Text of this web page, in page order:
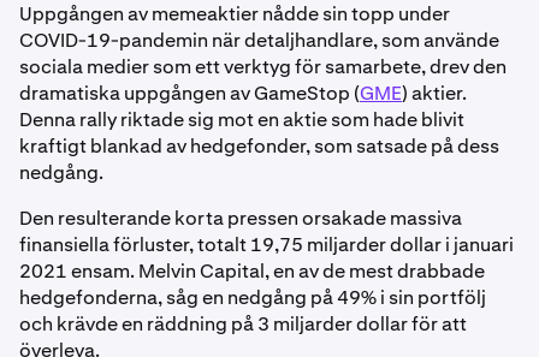
Uppgången av memeaktier nådde sin topp under
COVID-19-pandemin när detaljhandlare, som använde
sociala medier som ett verktyg för samarbete, drev den
dramatiska uppgången av GameStop (GME) aktier.
Denna rally riktade sig mot en aktie som hade blivit
kraftigt blankad av hedgefonder, som satsade på dess
nedgång.
Den resulterande korta pressen orsakade massiva
finansiella förluster, totalt 19,75 miljarder dollar i januari
2021 ensam. Melvin Capital, en av de mest drabbade
hedgefonderna, såg en nedgång på 49% i sin portfölj
och krävde en räddning på 3 miljarder dollar för att
överleva.